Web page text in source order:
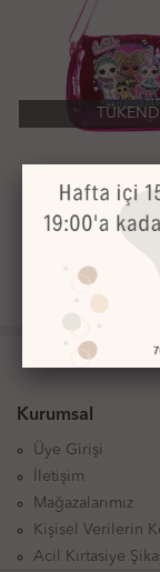
TÜKENDİ
Lol 20480
Çantası
Kurumsal
Üye Girişi
İletişim
Mağazalarımız
Kişisel Verilerin
Acil Kırtasiye